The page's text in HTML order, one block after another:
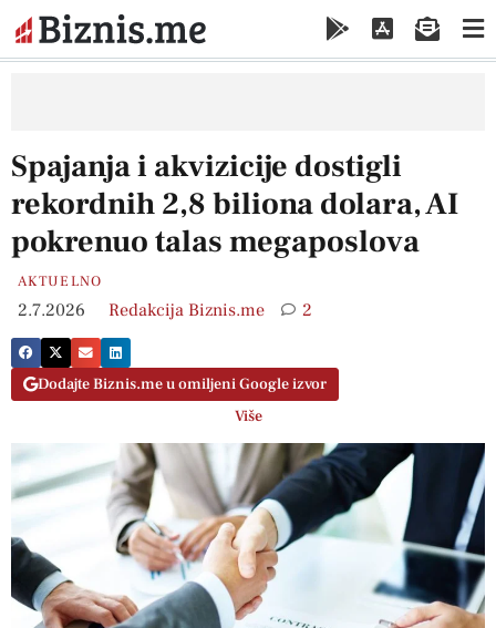
Spajanja i akvizicije dostigli
rekordnih 2,8 biliona dolara, AI
pokrenuo talas megaposlova
AKTUELNO
2.7.2026 Redakcija Biznis.me 2
Dodajte Biznis.me u omiljeni Google izvor
Više